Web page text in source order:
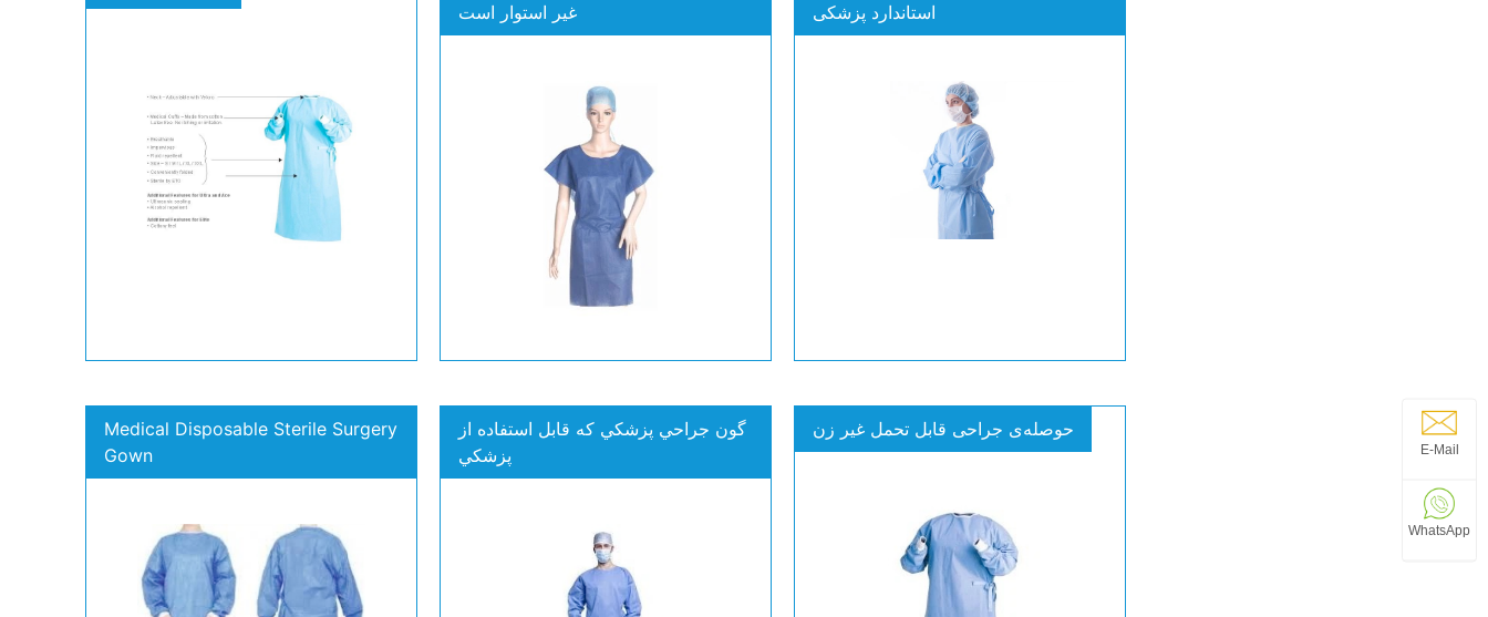
غیر استوار است
استاندارد پزشکی
Medical Disposable Sterile Surgery
Gown
گون جراحي پزشکي که قابل استفاده از
پزشکي
حوصله‌ی جراحی قابل تحمل غیر زن
E-Mail
WhatsApp